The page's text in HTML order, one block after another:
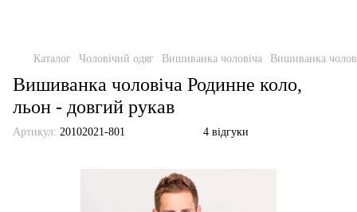
Каталог Чоловічий одяг Вишиванка чоловіча Вишиванка
Вишиванка чоловіча Родинне коло,
льон - довгий рукав
Артикул: 20102021-801 4 відгуки